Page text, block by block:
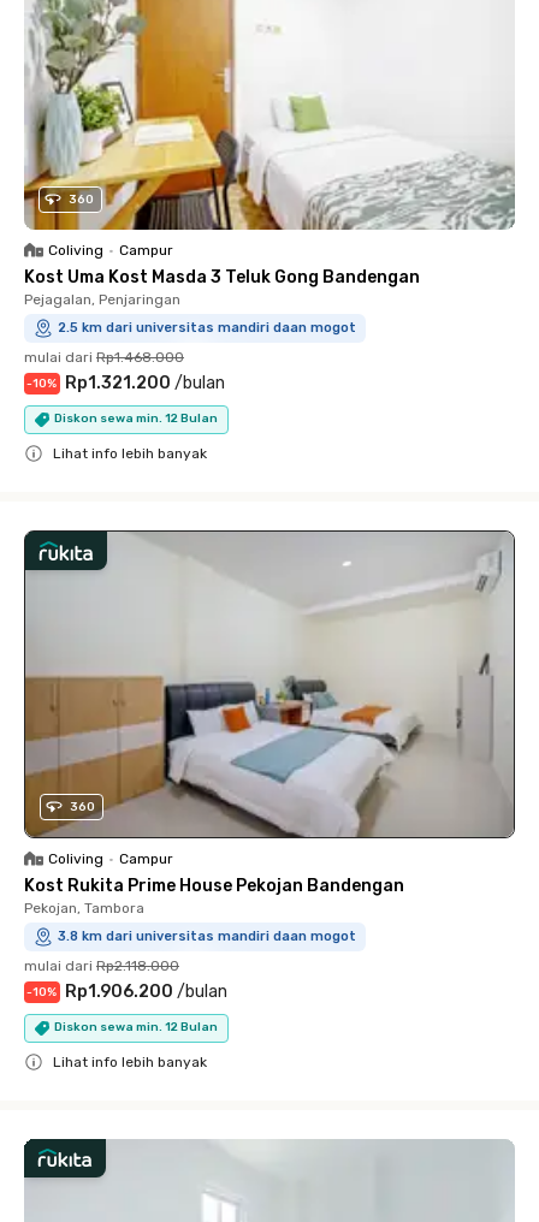
360
Coliving • Campur
Kost Uma Kost Masda 3 Teluk Gong Bandengan
Pejagalan, Penjaringan
2.5 km dari universitas mandiri daan mogot
mulai dari Rp1.468.000
-10% Rp1.321.200 /bulan
Diskon sewa min. 12 Bulan
Lihat info lebih banyak
360
Coliving • Campur
Kost Rukita Prime House Pekojan Bandengan
Pekojan, Tambora
3.8 km dari universitas mandiri daan mogot
mulai dari Rp2.118.000
-10% Rp1.906.200 /bulan
Diskon sewa min. 12 Bulan
Lihat info lebih banyak